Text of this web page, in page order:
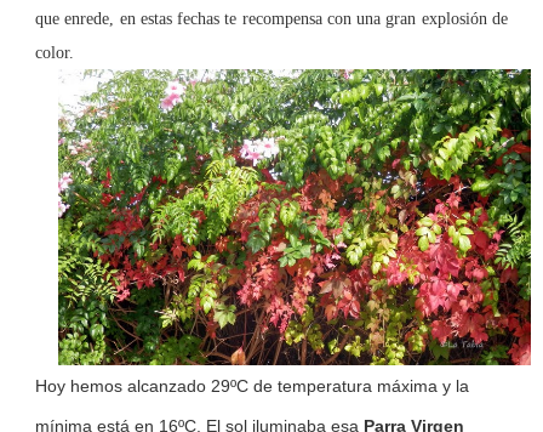
que enrede, en estas fechas te recompensa con una gran explosión de
color.
Hoy hemos alcanzado 29ºC de temperatura máxima y la
mínima está en 16ºC. El sol iluminaba esa Parra Virgen